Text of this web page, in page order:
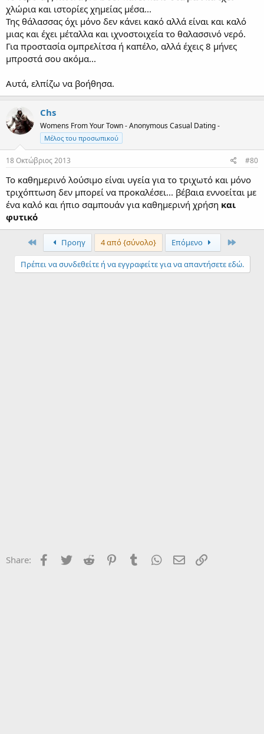
χλώρια και ιστορίες χημείας μέσα...
Της θάλασσας όχι μόνο δεν κάνει κακό αλλά είναι και καλό
μιας και έχει μέταλλα και ιχνοστοιχεία το θαλασσινό νερό.
Για προστασία ομπρελίτσα ή καπέλο, αλλά έχεις 8 μήνες
μπροστά σου ακόμα...
Αυτά, ελπίζω να βοήθησα.
Chs
Womens From Your Town - Anonymous Casual Dating -
Μέλος του προσωπικού
18 Οκτώβριος 2013 #80
Το καθημερινό λούσιμο είναι υγεία για το τριχωτό και μόνο
τριχόπτωση δεν μπορεί να προκαλέσει... βέβαια εννοείται με
ένα καλό και ήπιο σαμπουάν για καθημερινή χρήση και
φυτικό
Πρώτα Προηγ 4 από {σύνολο} Επόμενο
Πρέπει να συνδεθείτε ή να εγγραφείτε για να απαντήσετε εδώ.
Share: Facebook
Twitter Reddit PinterestTumblr WhatsAppΗΛΕΚΤΡΟΝΙΚΗ